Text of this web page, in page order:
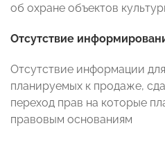
об охране объектов
Отсутствие
Отсутствие информации
планируемых к продаже,
переход прав на которые
правовым основаниям